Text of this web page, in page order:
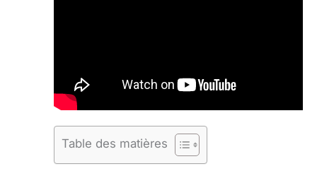
Table des matières